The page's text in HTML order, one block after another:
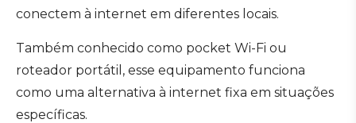
conectem à internet em diferentes locais.
Também conhecido como pocket Wi-Fi ou
roteador portátil, esse equipamento funciona
como uma alternativa à internet fixa em situações
específicas.